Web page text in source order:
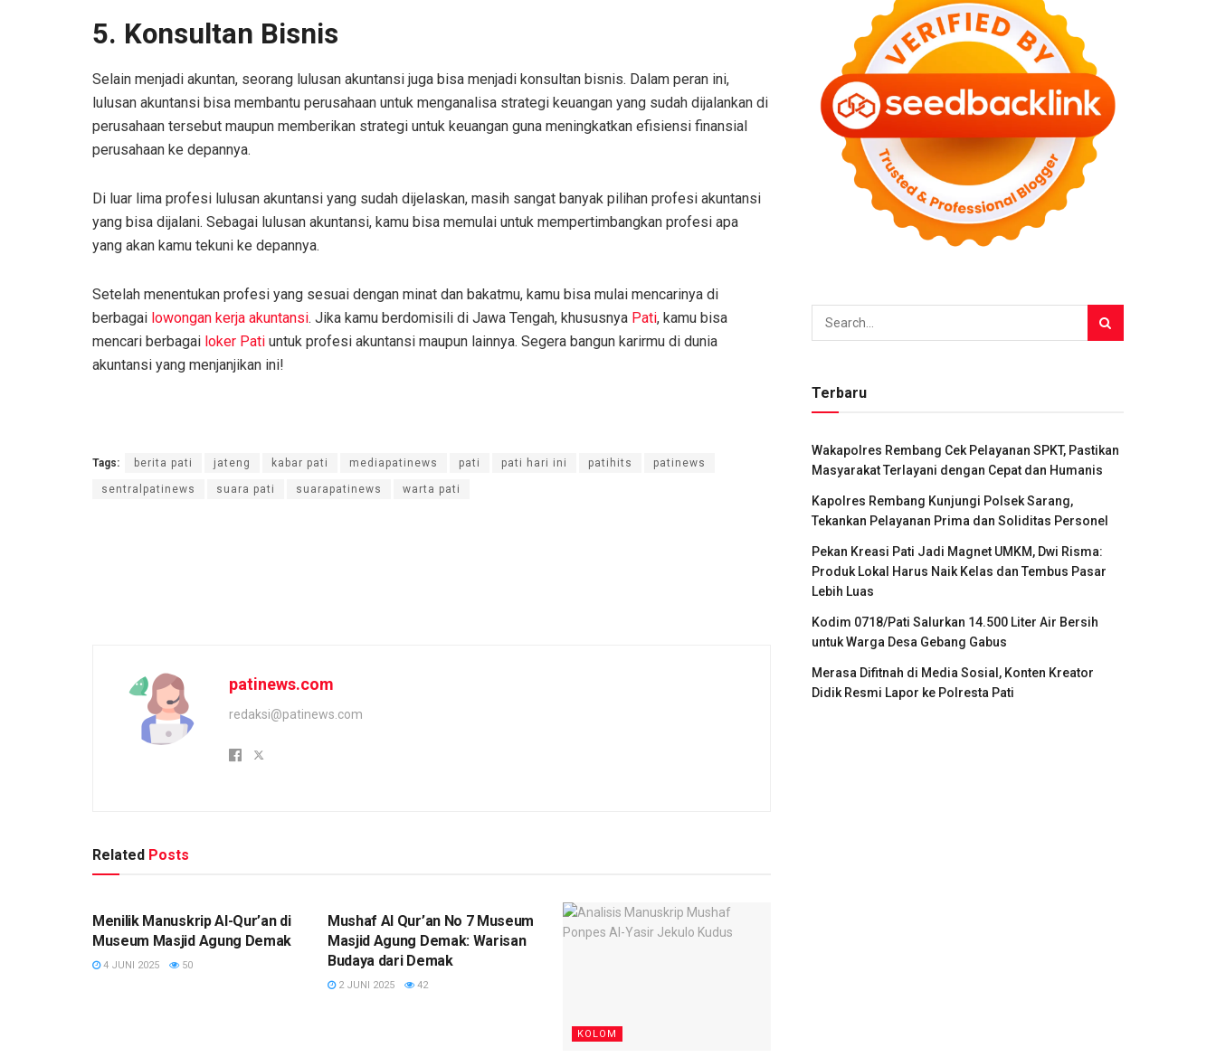
5. Konsultan Bisnis
Selain menjadi akuntan, seorang lulusan akuntansi juga bisa menjadi konsultan bisnis. Dalam peran ini,
lulusan akuntansi bisa membantu perusahaan untuk menganalisa strategi keuangan yang sudah dijalankan di
perusahaan tersebut maupun memberikan strategi untuk keuangan guna meningkatkan efisiensi finansial
perusahaan ke depannya.
Di luar lima profesi lulusan akuntansi yang sudah dijelaskan, masih sangat banyak pilihan profesi akuntansi
yang bisa dijalani. Sebagai lulusan akuntansi, kamu bisa memulai untuk mempertimbangkan profesi apa
yang akan kamu tekuni ke depannya.
Setelah menentukan profesi yang sesuai dengan minat dan bakatmu, kamu bisa mulai mencarinya di
berbagai lowongan kerja akuntansi. Jika kamu berdomisili di Jawa Tengah, khususnya Pati, kamu bisa
mencari berbagai loker Pati untuk profesi akuntansi maupun lainnya. Segera bangun karirmu di dunia
akuntansi yang menjanjikan ini!
Tags: berita pati jateng kabar pati mediapatinews pati pati hari ini patihits patinews
sentralpatinews suara pati suarapatinews warta pati
patinews.com
redaksi@patinews.com
Related Posts
Menilik Manuskrip Al-Qur’an di
Museum Masjid Agung Demak
4 JUNI 2025 50
Mushaf Al Qur’an No 7 Museum
Masjid Agung Demak: Warisan
Budaya dari Demak
2 JUNI 2025 42
KOLOM
Terbaru
Wakapolres Rembang Cek Pelayanan SPKT, Pastikan
Masyarakat Terlayani dengan Cepat dan Humanis
Kapolres Rembang Kunjungi Polsek Sarang,
Tekankan Pelayanan Prima dan Soliditas Personel
Pekan Kreasi Pati Jadi Magnet UMKM, Dwi Risma:
Produk Lokal Harus Naik Kelas dan Tembus Pasar
Lebih Luas
Kodim 0718/Pati Salurkan 14.500 Liter Air Bersih
untuk Warga Desa Gebang Gabus
Merasa Difitnah di Media Sosial, Konten Kreator
Didik Resmi Lapor ke Polresta Pati